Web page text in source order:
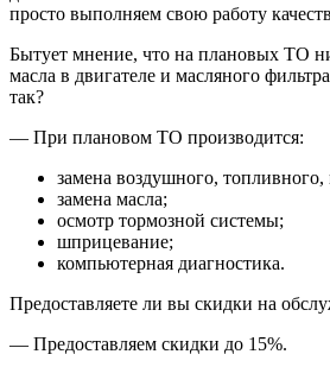
просто выполняем свою работу
Бытует мнение, что на плановых ТО
масла в двигателе и масляного
так?
— При плановом ТО производится:
замена воздушного, топливного,
замена масла;
осмотр тормозной системы;
шприцевание;
компьютерная диагностика.
Предоставляете ли вы скидки на
— Предоставляем скидки до 15%.